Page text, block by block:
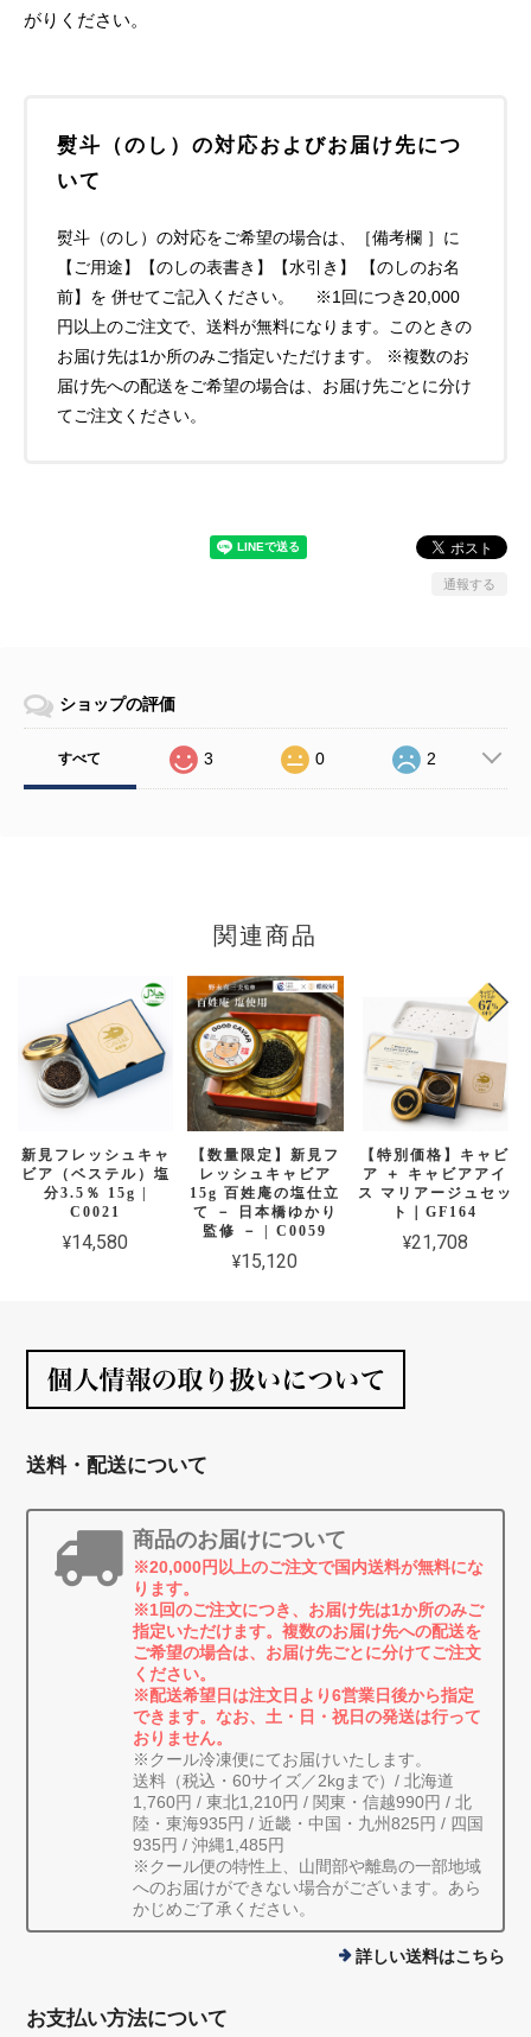
がりください。
熨斗（のし）の対応およびお届け先につ
いて
熨斗（のし）の対応をご希望の場合は、［備考欄 ］に
【ご用途】【のしの表書き】【水引き】 【のしのお名
前】を 併せてご記入ください。 ※1回につき20,000
円以上のご注文で、送料が無料になります。このときの
お届け先は1か所のみご指定いただけます。 ※複数のお
届け先への配送をご希望の場合は、お届け先ごとに分け
てご注文ください。
通報する
ショップの評価
すべて 3 0 2
関連商品
新見フレッシュキャ
ビア（ベステル）塩
分3.5％ 15g |
C0021
¥14,580
【数量限定】新見フ
レッシュキャビア
15g 百姓庵の塩仕立
て － 日本橋ゆかり
監修 － | C0059
¥15,120
【特別価格】キャビ
ア ＋ キャビアアイ
ス マリアージュセッ
ト｜GF164
¥21,708
送料・配送について
商品のお届けについて
※20,000円以上のご注文で国内送料が無料にな
ります。
※1回のご注文につき、お届け先は1か所のみご
指定いただけます。複数のお届け先への配送を
ご希望の場合は、お届け先ごとに分けてご注文
ください。
※配送希望日は注文日より6営業日後から指定
できます。なお、土・日・祝日の発送は行って
おりません。
※クール冷凍便にてお届けいたします。
送料（税込・60サイズ／2kgまで）/ 北海道
1,760円 / 東北1,210円 / 関東・信越990円 / 北
陸・東海935円 / 近畿・中国・九州825円 / 四国
935円 / 沖縄1,485円
※クール便の特性上、山間部や離島の一部地域
へのお届けができない場合がございます。あら
かじめご了承ください。
詳しい送料はこちら
お支払い方法について